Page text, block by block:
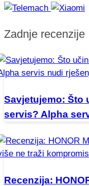
Zadnje recenzije
Savjetujemo: Što
servis? Alpha
Recenzija: